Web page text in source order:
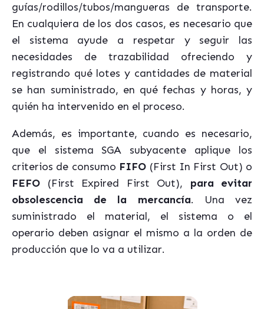
guías/rodillos/tubos/mangueras de transporte.
En cualquiera de los dos casos, es necesario que
el sistema ayude a respetar y seguir las
necesidades de trazabilidad ofreciendo y
registrando qué lotes y cantidades de material
se han suministrado, en qué fechas y horas, y
quién ha intervenido en el proceso.
Además, es importante, cuando es necesario,
que el sistema SGA subyacente aplique los
criterios de consumo FIFO (First In First Out) o
FEFO (First Expired First Out), para evitar
obsolescencia de la mercancía. Una vez
suministrado el material, el sistema o el
operario deben asignar el mismo a la orden de
producción que lo va a utilizar.